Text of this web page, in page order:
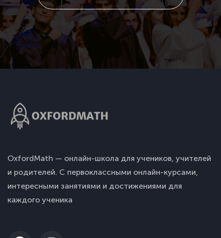
OxfordMath — онлайн-школа для учеников, учителей
и родителей. С первоклассными онлайн-курсами,
интересными занятиями и достижениями для
каждого ученика